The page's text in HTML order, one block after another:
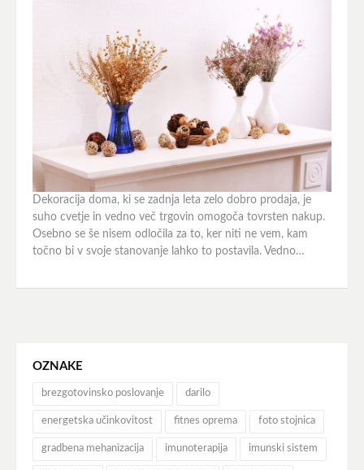
Dekoracija doma, ki se zadnja leta zelo dobro prodaja, je
suho cvetje in vedno več trgovin omogoča tovrsten nakup.
Osebno se še nisem odločila za to, ker niti ne vem, kam
točno bi v svoje stanovanje lahko to postavila. Vedno…
OZNAKE
brezgotovinsko poslovanje darilo
energetska učinkovitost fitnes oprema foto stojnica
gradbena mehanizacija imunoterapija imunski sistem